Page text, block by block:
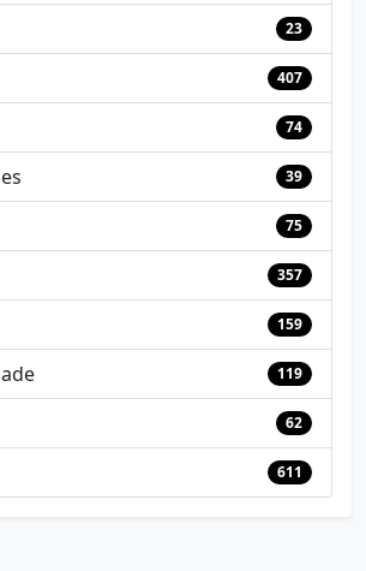
23
407
74
39
75
357
159
119
62
611